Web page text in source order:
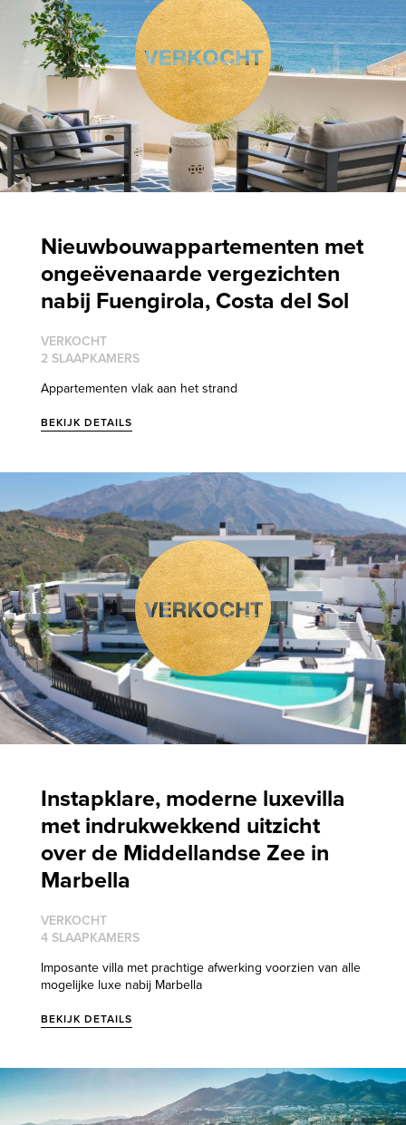
Nieuwbouwappartementen met
ongeëvenaarde vergezichten
nabij Fuengirola, Costa del Sol
VERKOCHT
2 SLAAPKAMERS
Appartementen vlak aan het strand
BEKIJK DETAILS
Instapklare, moderne luxevilla
met indrukwekkend uitzicht
over de Middellandse Zee in
Marbella
VERKOCHT
4 SLAAPKAMERS
Imposante villa met prachtige afwerking voorzien van alle
mogelijke luxe nabij Marbella
BEKIJK DETAILS